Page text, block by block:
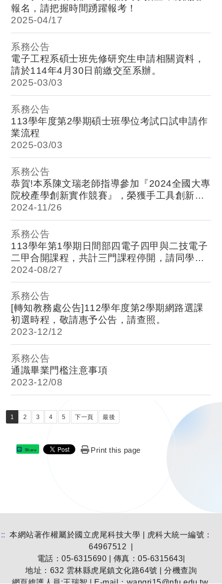
報名，請把握時間踴躍報考！
2025-04/17
系務公告
電子工程系碩士班先修研究生申請相關資料，
請於114年4月30日前繳交至系辦。
2025-03/03
系務公告
113學年度第2學期碩士班學位考試口試申請作
業流程
2025-03/03
系務公告
恭賀!本系陳文瑞老師指導參加『2024全國大專
院校產學創新實作競賽』，榮獲手工具創新設
計獎，電子系全體師生恭賀！
2024-11/26
系務公告
113學年第1學期日間部四電子四甲與二技電子
二甲合開課程，共計三門課程停開，請同學於
加退選期間辦理退選，請各位同學轉知，謝謝!
2024-08/27
系務公告
[轉知教務處公告]112學年度第2學期網路選課
初選時程，敬請惠予公告，請查照。
2023-12/12
系務公告
通識畢業門檻注意事項
2023-12/08
1 2 3 4 5 下一頁 最後
Share Print this page
本網站著作權屬於國立虎尾科技大學 | 虎科大統一編號：
64967512 |
電話：05-6315690 | 傳真：05-6315643|
地址： 632 雲林縣虎尾鎮文化路64號
分機查詢